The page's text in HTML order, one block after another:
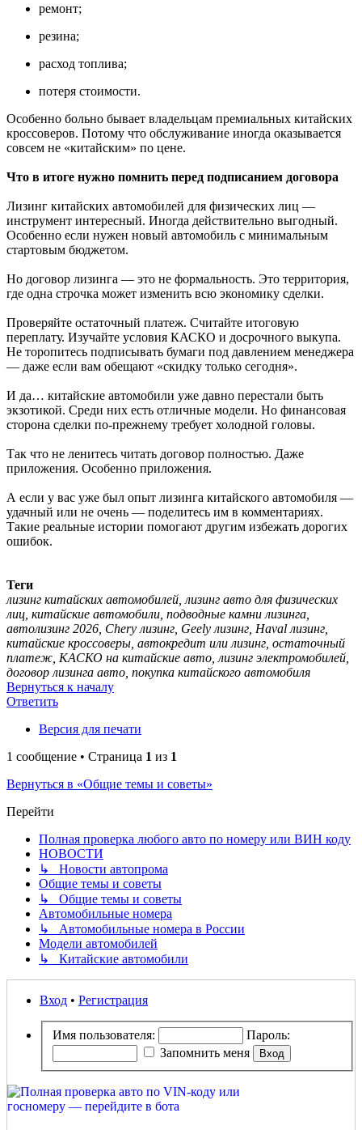
ремонт;
резина;
расход топлива;
потеря стоимости.
Особенно больно бывает владельцам премиальных китайских
кроссоверов. Потому что обслуживание иногда оказывается
совсем не «китайским» по цене.
Что в итоге нужно помнить перед подписанием договора
Лизинг китайских автомобилей для физических лиц —
инструмент интересный. Иногда действительно выгодный.
Особенно если нужен новый автомобиль с минимальным
стартовым бюджетом.
Но договор лизинга — это не формальность. Это территория,
где одна строчка может изменить всю экономику сделки.
Проверяйте остаточный платеж. Считайте итоговую
переплату. Изучайте условия КАСКО и досрочного выкупа.
Не торопитесь подписывать бумаги под давлением менеджера
— даже если вам обещают «скидку только сегодня».
И да… китайские автомобили уже давно перестали быть
экзотикой. Среди них есть отличные модели. Но финансовая
сторона сделки по-прежнему требует холодной головы.
Так что не ленитесь читать договор полностью. Даже
приложения. Особенно приложения.
А если у вас уже был опыт лизинга китайского автомобиля —
удачный или не очень — поделитесь им в комментариях.
Такие реальные истории помогают другим избежать дорогих
ошибок.
Теги
лизинг китайских автомобилей, лизинг авто для физических
лиц, китайские автомобили, подводные камни лизинга,
автолизинг 2026, Chery лизинг, Geely лизинг, Haval лизинг,
китайские кроссоверы, автокредит или лизинг, остаточный
платеж, КАСКО на китайские авто, лизинг электромобилей,
договор лизинга авто, покупка китайского автомобиля
Вернуться к началу
Ответить
Версия для печати
1 сообщение • Страница 1 из 1
Вернуться в «Общие темы и советы»
Перейти
Полная проверка любого авто по номеру или ВИН коду
НОВОСТИ
↳ Новости автопрома
Общие темы и советы
↳ Общие темы и советы
Автомобильные номера
↳ Автомобильные номера в России
Модели автомобилей
↳ Китайские автомобили
Вход • Регистрация
Имя пользователя:
Пароль:
Запомнить меня